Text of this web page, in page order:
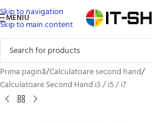
Skip to navigation
Skip to main content
MENIU
Prima pagină/Calculatoare second hand/
Calculatoare Second Hand i3 / i5 / i7